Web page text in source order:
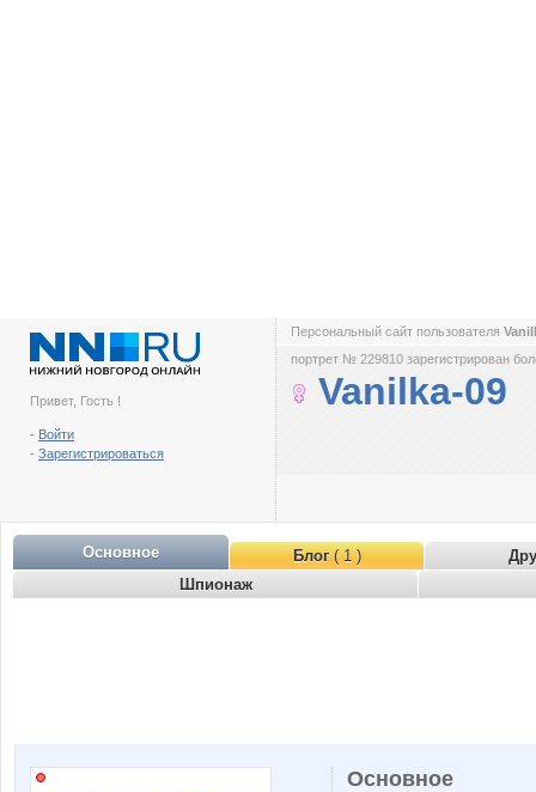
Привет, Гость !
- Войти
- Зарегистрироваться
Персональный сайт пользователя
портрет № 229810 зарегистрирован
Vanilka-09
Основное Блог( 1 )
Шпионаж
Основное